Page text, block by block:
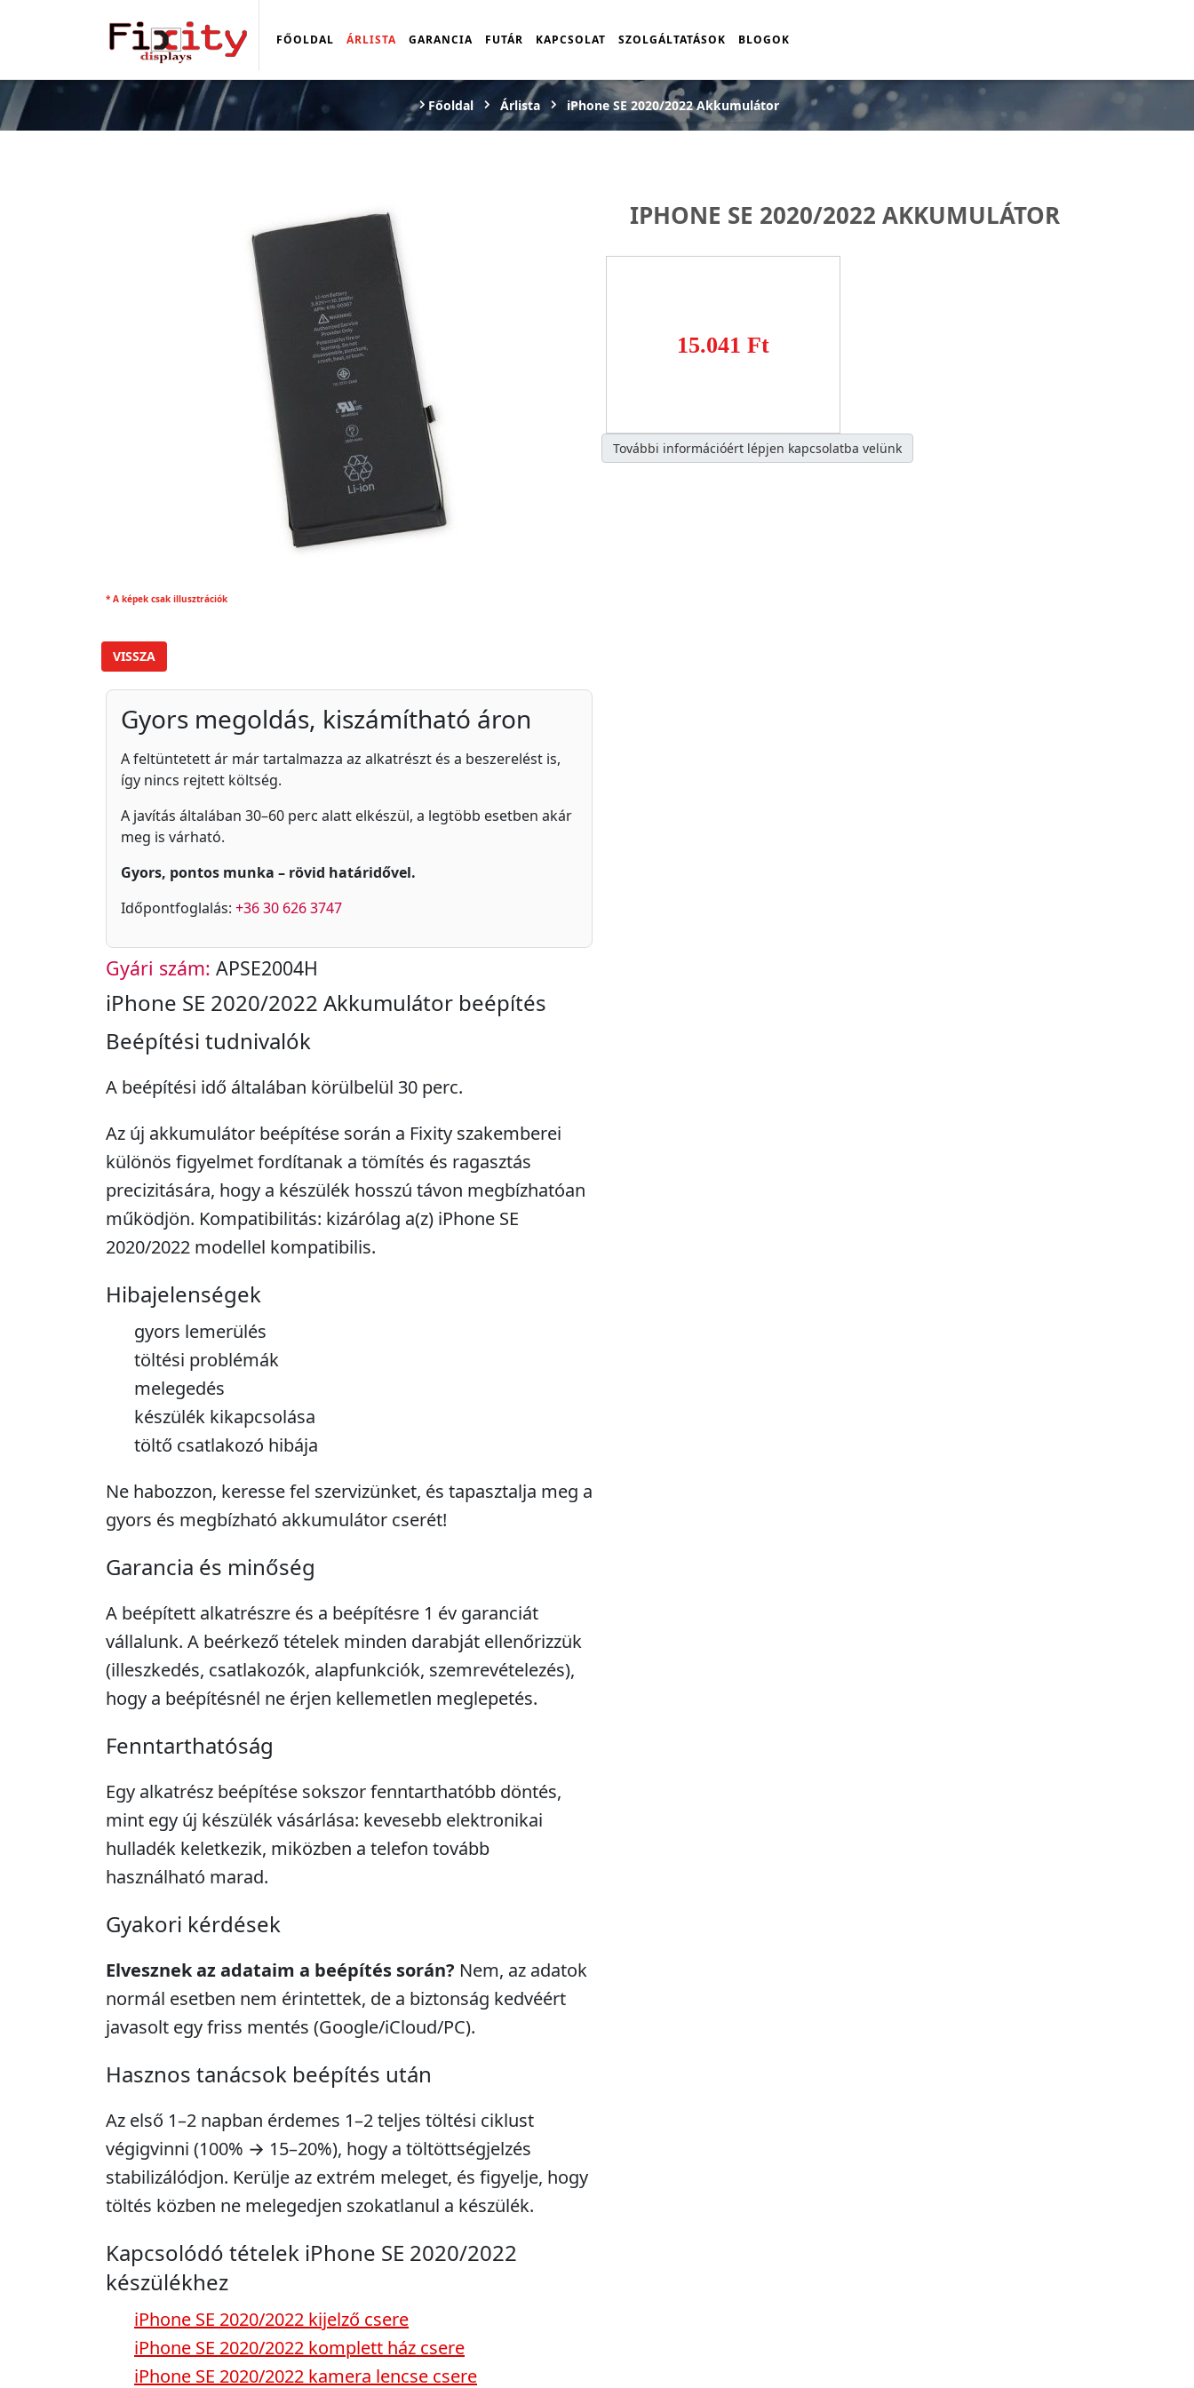
FŐOLDAL ÁRLISTA GARANCIA FUTÁR KAPCSOLAT SZOLGÁLTATÁSOK BLOGOK
Főoldal Árlista iPhone SE 2020/2022 Akkumulátor
* A képek csak illusztrációk
IPHONE SE 2020/2022 AKKUMULÁTOR
15.041 Ft
További információért lépjen kapcsolatba velünk
VISSZA
Gyors megoldás, kiszámítható áron
A feltüntetett ár már tartalmazza az alkatrészt és a beszerelést is,
így nincs rejtett költség.
A javítás általában 30–60 perc alatt elkészül, a legtöbb esetben akár
meg is várható.
Gyors, pontos munka – rövid határidővel.
Időpontfoglalás: +36 30 626 3747
Gyári szám: APSE2004H
iPhone SE 2020/2022 Akkumulátor beépítés
Beépítési tudnivalók
A beépítési idő általában körülbelül 30 perc.
Az új akkumulátor beépítése során a Fixity szakemberei
különös figyelmet fordítanak a tömítés és ragasztás
precizitására, hogy a készülék hosszú távon megbízhatóan
működjön. Kompatibilitás: kizárólag a(z) iPhone SE
2020/2022 modellel kompatibilis.
Hibajelenségek
gyors lemerülés
töltési problémák
melegedés
készülék kikapcsolása
töltő csatlakozó hibája
Ne habozzon, keresse fel szervizünket, és tapasztalja meg a
gyors és megbízható akkumulátor cserét!
Garancia és minőség
A beépített alkatrészre és a beépítésre 1 év garanciát
vállalunk. A beérkező tételek minden darabját ellenőrizzük
(illeszkedés, csatlakozók, alapfunkciók, szemrevételezés),
hogy a beépítésnél ne érjen kellemetlen meglepetés.
Fenntarthatóság
Egy alkatrész beépítése sokszor fenntarthatóbb döntés,
mint egy új készülék vásárlása: kevesebb elektronikai
hulladék keletkezik, miközben a telefon tovább
használható marad.
Gyakori kérdések
Elvesznek az adataim a beépítés során? Nem, az adatok
normál esetben nem érintettek, de a biztonság kedvéért
javasolt egy friss mentés (Google/iCloud/PC).
Hasznos tanácsok beépítés után
Az első 1–2 napban érdemes 1–2 teljes töltési ciklust
végigvinni (100% → 15–20%), hogy a töltöttségjelzés
stabilizálódjon. Kerülje az extrém meleget, és figyelje, hogy
töltés közben ne melegedjen szokatlanul a készülék.
Kapcsolódó tételek iPhone SE 2020/2022
készülékhez
iPhone SE 2020/2022 kijelző csere
iPhone SE 2020/2022 komplett ház csere
iPhone SE 2020/2022 kamera lencse csere